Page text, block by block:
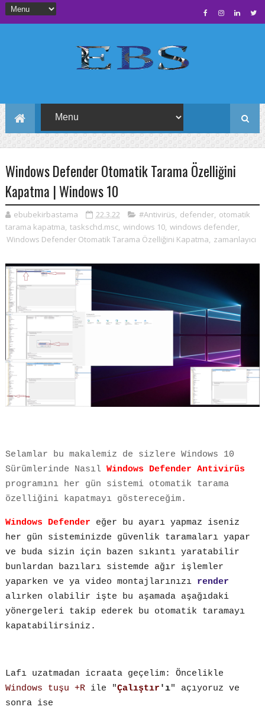
Windows Defender Otomatik Tarama Özelliğini
Kapatma | Windows 10
ebubekirbastama 22.3.22 #Antivirüs, defender, otomatik
tarama kapatma, taskschd.msc, windows 10, windows defender,
Windows Defender Otomatik Tarama Özelliğini Kapatma, zamanlayıcı
Selamlar bu makalemiz de sizlere Windows 10
Sürümlerinde Nasıl Windows Defender Antivirüs
programını her gün sistemi otomatik tarama
özelliğini kapatmayı göstereceğim.
Windows Defender eğer bu ayarı yapmaz iseniz
her gün sisteminizde güvenlik taramaları yapar
ve buda sizin için bazen sıkıntı yaratabilir
bunlardan bazıları sistemde ağır işlemler
yaparken ve ya video montajlarınızı render
alırken olabilir işte bu aşamada aşağıdaki
yönergeleri takip ederek bu otomatik taramayı
kapatabilirsiniz.
Lafı uzatmadan icraata geçelim: Öncelikle
Windows tuşu +Rile "Çalıştır 'ı" açıyoruz ve
sonra ise